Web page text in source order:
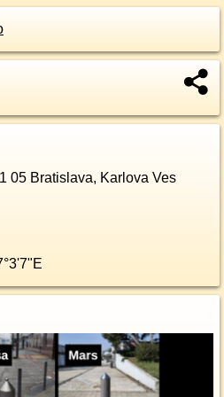
05 Bratislava, Karlova Ves